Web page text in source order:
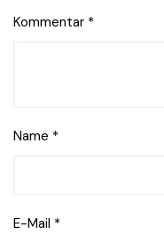
Kommentar *
Name *
E-Mail *